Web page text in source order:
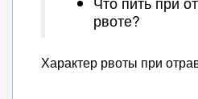
рвоте?
Характер рвоты при